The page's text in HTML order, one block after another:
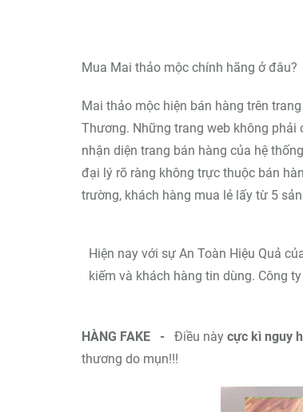
Mua Mai thảo mộc chính hãng ở đâu?
Mai thảo mộc hiện bán hàng trên
Thương. Những trang web không
nhận diện trang bán hàng của hệ
đại lý rõ ràng không trực thuộc bán
trường, khách hàng mua lẻ lấy từ 5
Hiện nay với sự An Toàn Hiệu Quả
kiếm và khách hàng tin dùng. Công
HÀNG FAKE - Điều này cực kì nguy
thương do mụn!!!